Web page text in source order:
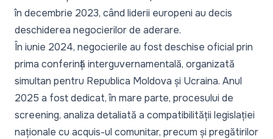
în decembrie 2023, când liderii europeni au decis
deschiderea negocierilor de aderare.
În iunie 2024, negocierile au fost deschise oficial prin
prima conferință interguvernamentală, organizată
simultan pentru Republica Moldova și Ucraina. Anul
2025 a fost dedicat, în mare parte, procesului de
screening, analiza detaliată a compatibilității legislației
naționale cu acquis-ul comunitar, precum și pregătirilor